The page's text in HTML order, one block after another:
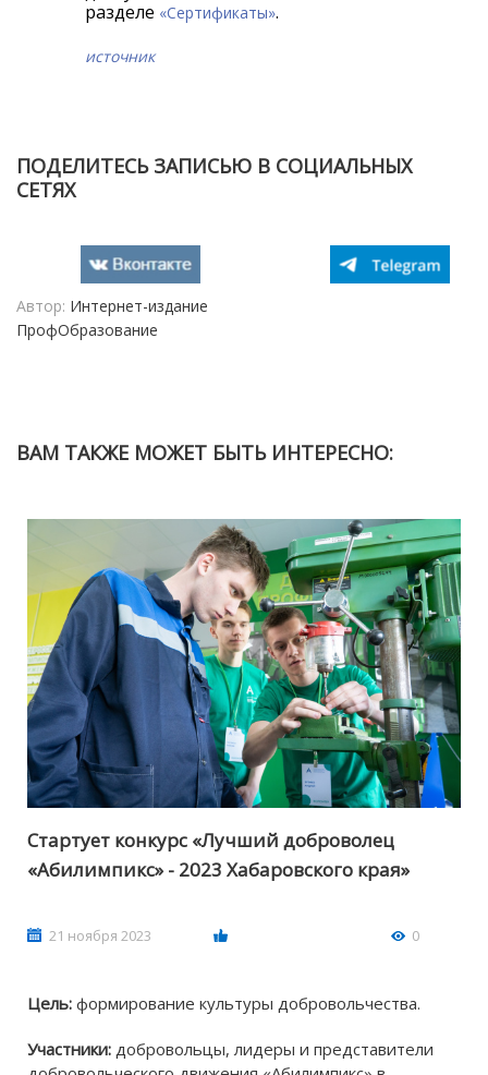
разделе «Сертификаты».
источник
ПОДЕЛИТЕСЬ ЗАПИСЬЮ В СОЦИАЛЬНЫХ
СЕТЯХ
Автор: Интернет-издание
ПрофОбразование
ВАМ ТАКЖЕ МОЖЕТ БЫТЬ ИНТЕРЕСНО:
Стартует конкурс «Лучший доброволец
«Абилимпикс» - 2023 Хабаровского края»
21 ноября 2023 0
Цель: формирование культуры добровольчества.
Участники: добровольцы, лидеры и представители